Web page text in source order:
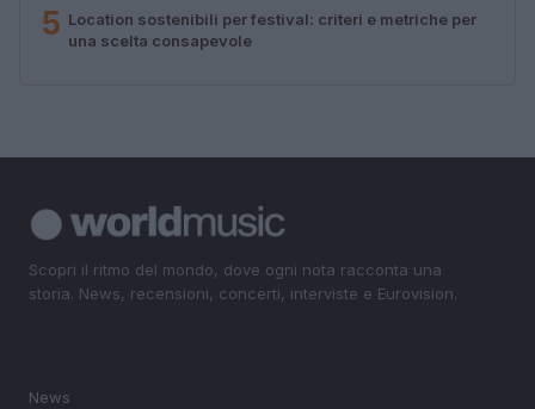
5 Location sostenibili per festival: criteri e metriche per
una scelta consapevole
Scopri il ritmo del mondo, dove ogni nota racconta una
storia. News, recensioni, concerti, interviste e Eurovision.
News